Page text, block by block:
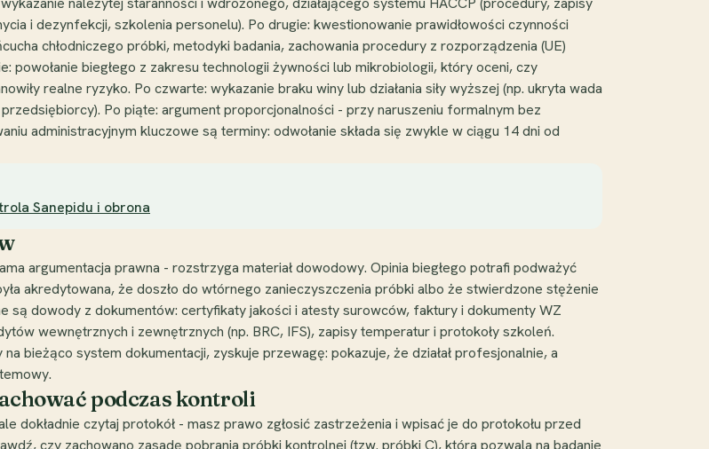
i dezynfekcji, szkolenia personelu). Po drugie: kwestionowanie prawidłowości czynności
chłodniczego próbki, metodyki badania, zachowania procedury z rozporządzenia (UE)
powołanie biegłego z zakresu technologii żywności lub mikrobiologii, który oceni, czy
realne ryzyko. Po czwarte: wykazanie braku winy lub działania siły wyższej (np. ukryta wada
Po piąte: argument proporcjonalności - przy naruszeniu formalnym bez
administracyjnym kluczowe są terminy: odwołanie składa się zwykle w ciągu 14 dni od
Sanepidu i obrona
argumentacja prawna - rozstrzyga materiał dowodowy. Opinia biegłego potrafi podważyć
akredytowana, że doszło do wtórnego zanieczyszczenia próbki albo że stwierdzone stężenie
są dowody z dokumentów: certyfikaty jakości i atesty surowców, faktury i dokumenty WZ
wewnętrznych i zewnętrznych (np. BRC, IFS), zapisy temperatur i protokoły szkoleń.
bieżąco system dokumentacji, zyskuje przewagę: pokazuje, że działał profesjonalnie, a
podczas kontroli
dokładnie czytaj protokół - masz prawo zgłosić zastrzeżenia i wpisać je do protokołu przed
czy zachowano zasadę pobrania próbki kontrolnej (tzw. próbki C), która pozwala na badanie